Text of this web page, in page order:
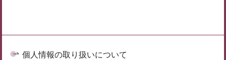
個人情報の取り扱いについて